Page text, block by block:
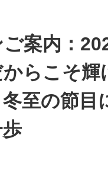
案内：
らこそ輝
至の節目